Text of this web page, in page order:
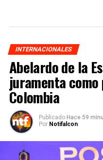
INTERNACIONALES
Abelardo de la
juramenta
Colombia
Publicado Hace 59
Por Notifalcon